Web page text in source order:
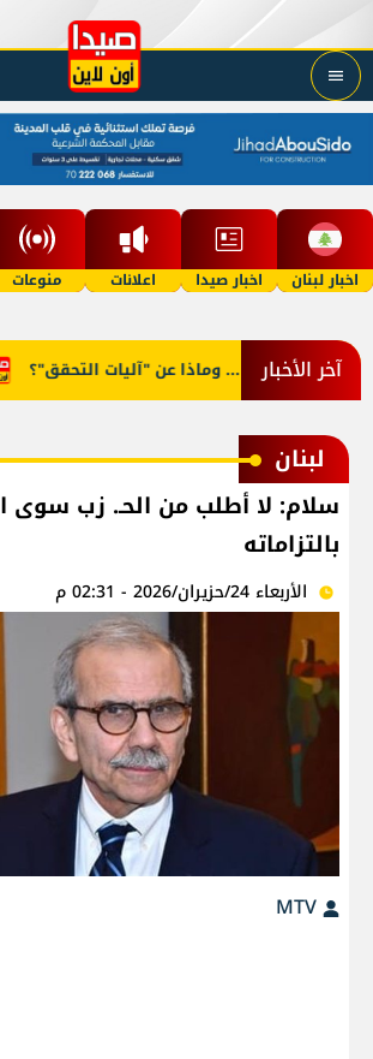
اخبار لبنان اخبار صيدا اعلانات منوعات
آخر الأخبار
روما... وماذا عن "آليات التحقق"؟
لبنان
سلام: لا أطلب من الحـ. زب سوى
بالتزاماته
الأربعاء 24/حزيران/2026 - 02:31 م